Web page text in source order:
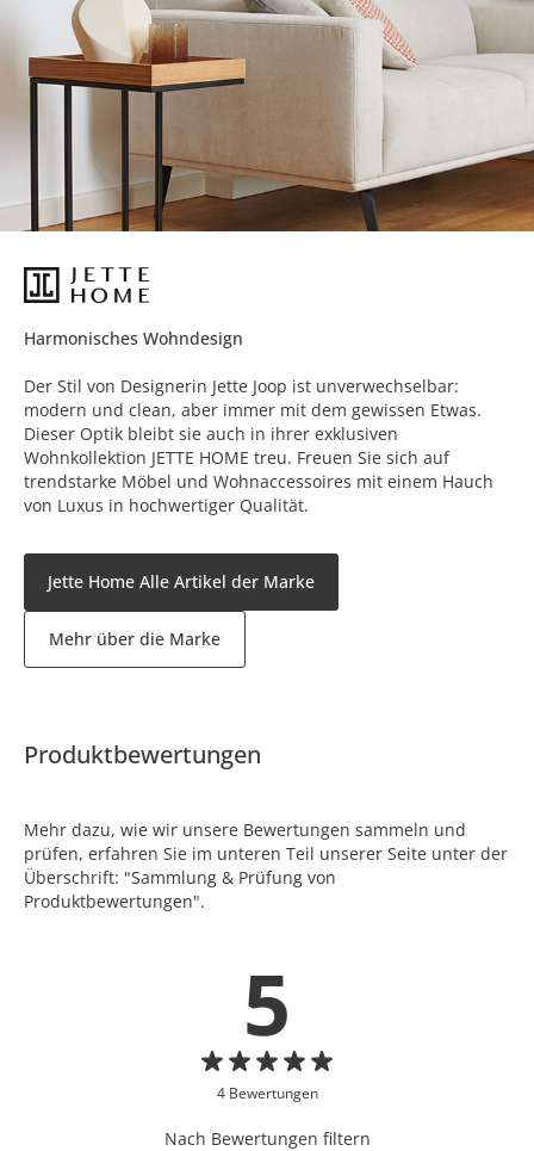
Harmonisches Wohndesign
Der Stil von Designerin Jette Joop ist unverwechselbar:
modern und clean, aber immer mit dem gewissen Etwas.
Dieser Optik bleibt sie auch in ihrer exklusiven
Wohnkollektion JETTE HOME treu. Freuen Sie sich auf
trendstarke Möbel und Wohnaccessoires mit einem Hauch
von Luxus in hochwertiger Qualität.
Jette Home Alle Artikel der Marke
Mehr über die Marke
Produktbewertungen
Mehr dazu, wie wir unsere Bewertungen sammeln und
prüfen, erfahren Sie im unteren Teil unserer Seite unter der
Überschrift: "Sammlung & Prüfung von
Produktbewertungen".
5
4 Bewertungen
Nach Bewertungen filtern